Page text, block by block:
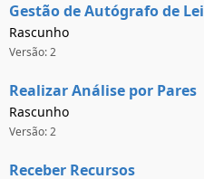
Gestão de Autógrafo de Lei
Rascunho
Versão: 2
Realizar Análise por Pares
Rascunho
Versão: 2
Receber Recursos